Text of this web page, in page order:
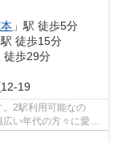
」駅 徒歩5分
駅 徒歩15分
徒歩29分
12-19
。2駅利用可能なの
い年代の方々に愛さ